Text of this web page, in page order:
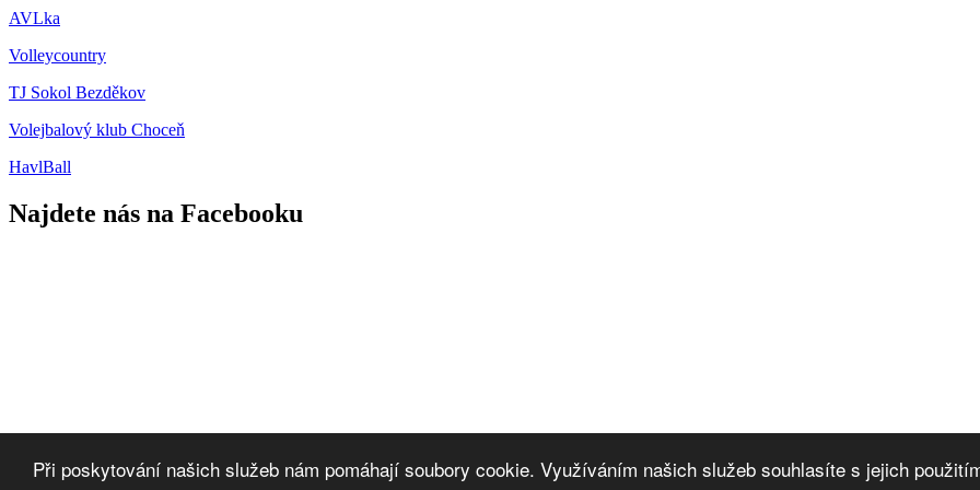
Při poskytování našich služeb nám pomáhají soubory cookie. Využíváním našich služeb souhlasíte s jejich
AVLka
Volleycountry
TJ Sokol Bezděkov
Volejbalový klub Choceň
HavlBall
Najdete nás na Facebooku
2013 - 2026 © SKO Hlinsko